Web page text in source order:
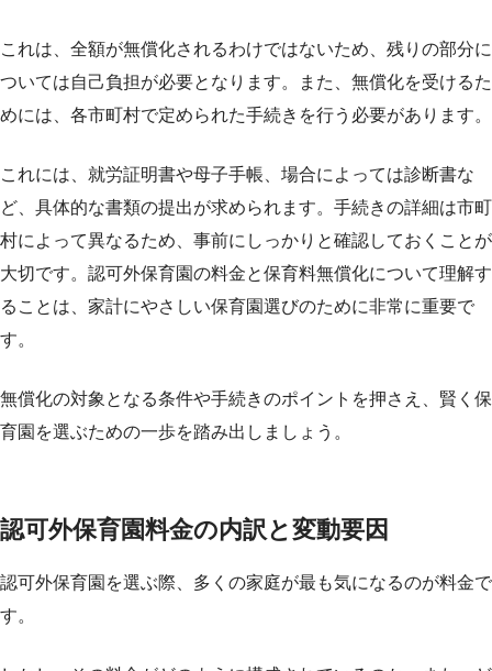
これは、全額が無償化されるわけではないため、残りの部分に
ついては自己負担が必要となります。また、無償化を受けるた
めには、各市町村で定められた手続きを行う必要があります。
これには、就労証明書や母子手帳、場合によっては診断書な
ど、具体的な書類の提出が求められます。手続きの詳細は市町
村によって異なるため、事前にしっかりと確認しておくことが
大切です。認可外保育園の料金と保育料無償化について理解す
ることは、家計にやさしい保育園選びのために非常に重要で
す。
無償化の対象となる条件や手続きのポイントを押さえ、賢く保
育園を選ぶための一歩を踏み出しましょう。
認可外保育園料金の内訳と変動要因
認可外保育園を選ぶ際、多くの家庭が最も気になるのが料金で
す。